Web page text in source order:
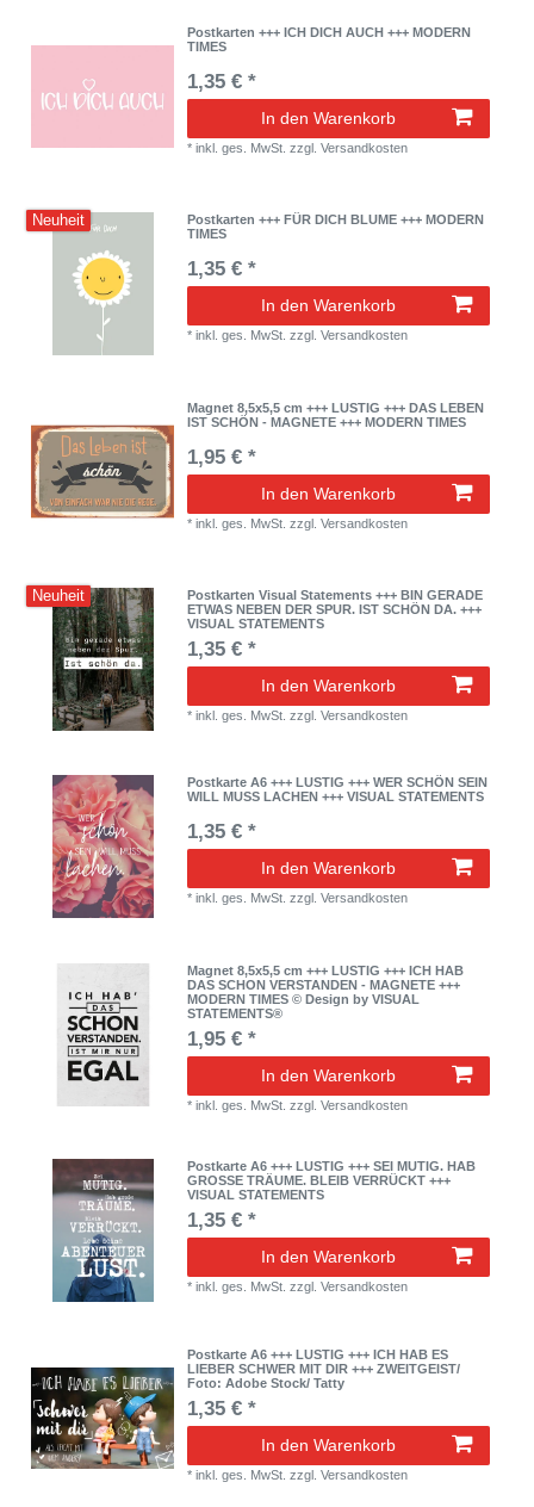
Postkarten +++ ICH DICH AUCH +++ MODERN
TIMES
1,35 € *
In den Warenkorb
*inkl. ges. MwSt. zzgl.Versandkosten
Neuheit
Postkarten +++ FÜR DICH BLUME +++ MODERN
TIMES
1,35 € *
In den Warenkorb
*inkl. ges. MwSt. zzgl.Versandkosten
Magnet 8,5x5,5 cm +++ LUSTIG +++ DAS LEBEN
IST SCHÖN - MAGNETE +++ MODERN TIMES
1,95 € *
In den Warenkorb
*inkl. ges. MwSt. zzgl.Versandkosten
Neuheit
Postkarten Visual Statements +++ BIN GERADE
ETWAS NEBEN DER SPUR. IST SCHÖN DA. +++
VISUAL STATEMENTS
1,35 € *
In den Warenkorb
*inkl. ges. MwSt. zzgl.Versandkosten
Postkarte A6 +++ LUSTIG +++ WER SCHÖN SEIN
WILL MUSS LACHEN +++ VISUAL STATEMENTS
1,35 € *
In den Warenkorb
*inkl. ges. MwSt. zzgl.Versandkosten
Magnet 8,5x5,5 cm +++ LUSTIG +++ ICH HAB
DAS SCHON VERSTANDEN - MAGNETE +++
MODERN TIMES © Design by VISUAL
STATEMENTS®
1,95 € *
In den Warenkorb
*inkl. ges. MwSt. zzgl.Versandkosten
Postkarte A6 +++ LUSTIG +++ SEI MUTIG. HAB
GROSSE TRÄUME. BLEIB VERRÜCKT +++
VISUAL STATEMENTS
1,35 € *
In den Warenkorb
*inkl. ges. MwSt. zzgl.Versandkosten
Postkarte A6 +++ LUSTIG +++ ICH HAB ES
LIEBER SCHWER MIT DIR +++ ZWEITGEIST/
Foto: Adobe Stock/ Tatty
1,35 € *
In den Warenkorb
*inkl. ges. MwSt. zzgl.Versandkosten